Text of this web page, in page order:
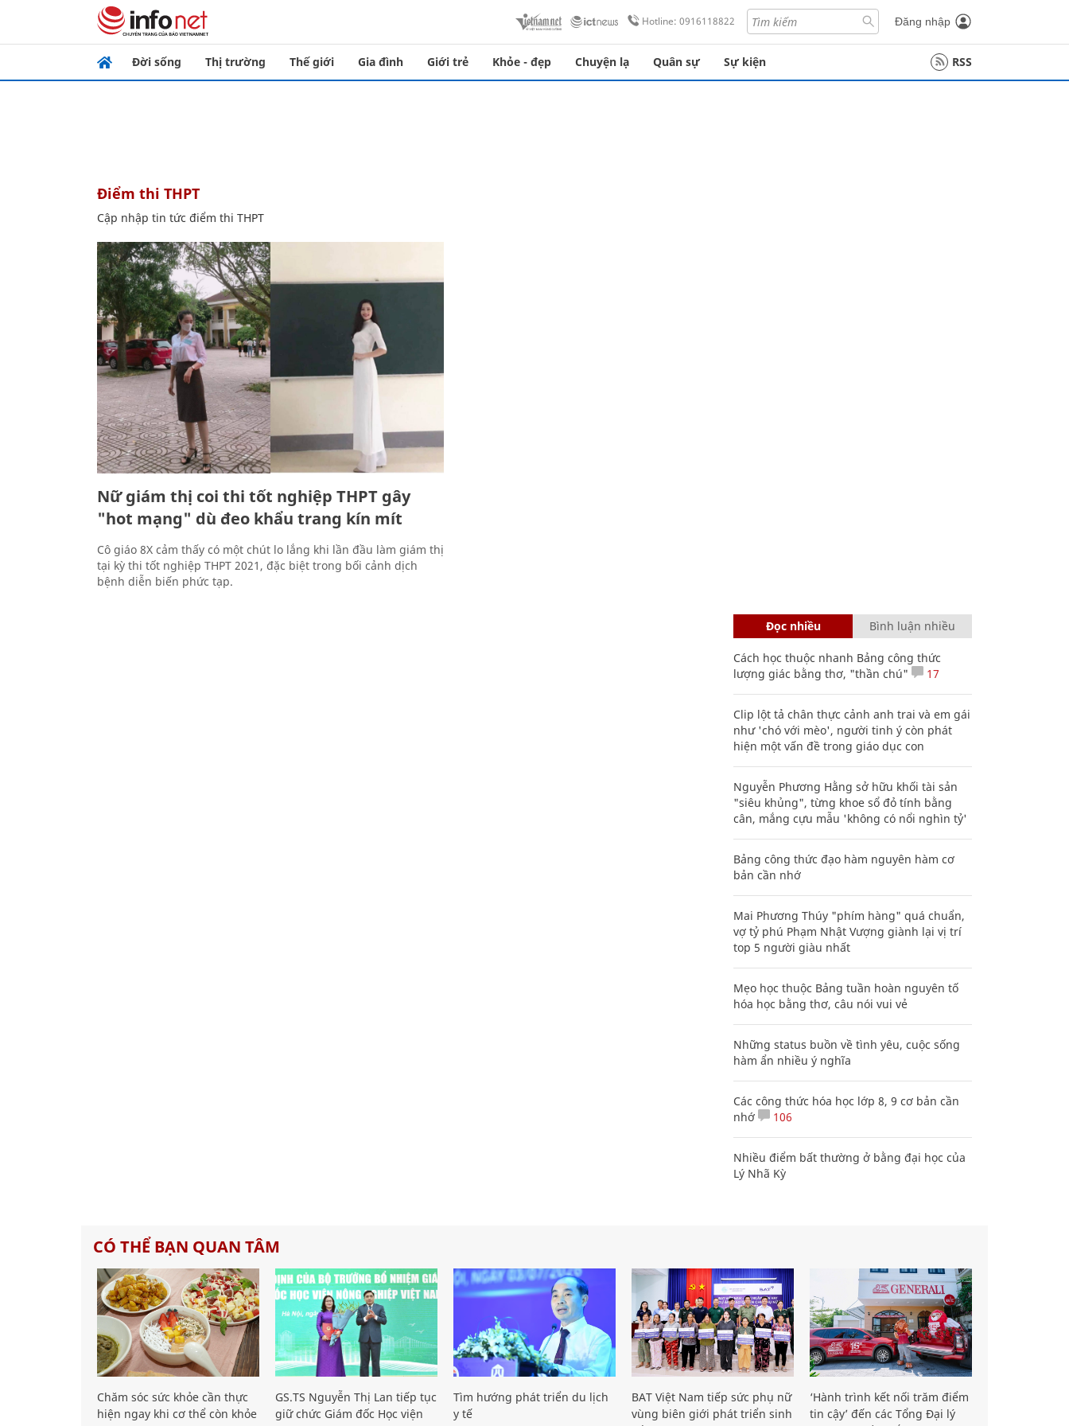
Hotline: 0916118822 Đăng nhập
Đời sống Thị trường Thế giới Gia đình Giới trẻ Khỏe - đẹp Chuyện lạ Quân sự Sự kiện RSS
điểm thi THPT
Cập nhập tin tức điểm thi THPT
Nữ giám thị coi thi tốt nghiệp THPT gây
"hot mạng" dù đeo khẩu trang kín mít
Cô giáo 8X cảm thấy có một chút lo lắng khi lần đầu làm giám thị
tại kỳ thi tốt nghiệp THPT 2021, đặc biệt trong bối cảnh dịch
bệnh diễn biến phức tạp.
Đọc nhiều Bình luận nhiều
Cách học thuộc nhanh Bảng công thức
lượng giác bằng thơ, "thần chú"
17
Clip lột tả chân thực cảnh anh trai và em gái
như 'chó với mèo', người tinh ý còn phát
hiện một vấn đề trong giáo dục con
Nguyễn Phương Hằng sở hữu khối tài sản
"siêu khủng", từng khoe sổ đỏ tính bằng
cân, mắng cựu mẫu 'không có nổi nghìn tỷ'
Bảng công thức đạo hàm nguyên hàm cơ
bản cần nhớ
Mai Phương Thúy "phím hàng" quá chuẩn,
vợ tỷ phú Phạm Nhật Vượng giành lại vị trí
top 5 người giàu nhất
Mẹo học thuộc Bảng tuần hoàn nguyên tố
hóa học bằng thơ, câu nói vui vẻ
Những status buồn về tình yêu, cuộc sống
hàm ẩn nhiều ý nghĩa
Các công thức hóa học lớp 8, 9 cơ bản cần
nhớ
106
Nhiều điểm bất thường ở bằng đại học của
Lý Nhã Kỳ
CÓ THỂ BẠN QUAN TÂM
Chăm sóc sức khỏe cần thực
hiện ngay khi cơ thể còn khỏe
GS.TS Nguyễn Thị Lan tiếp tục
giữ chức Giám đốc Học viện
Tìm hướng phát triển du lịch
y tế
BAT Việt Nam tiếp sức phụ nữ
vùng biên giới phát triển sinh
‘Hành trình kết nối trăm điểm
tin cậy’ đến các Tổng Đại lý